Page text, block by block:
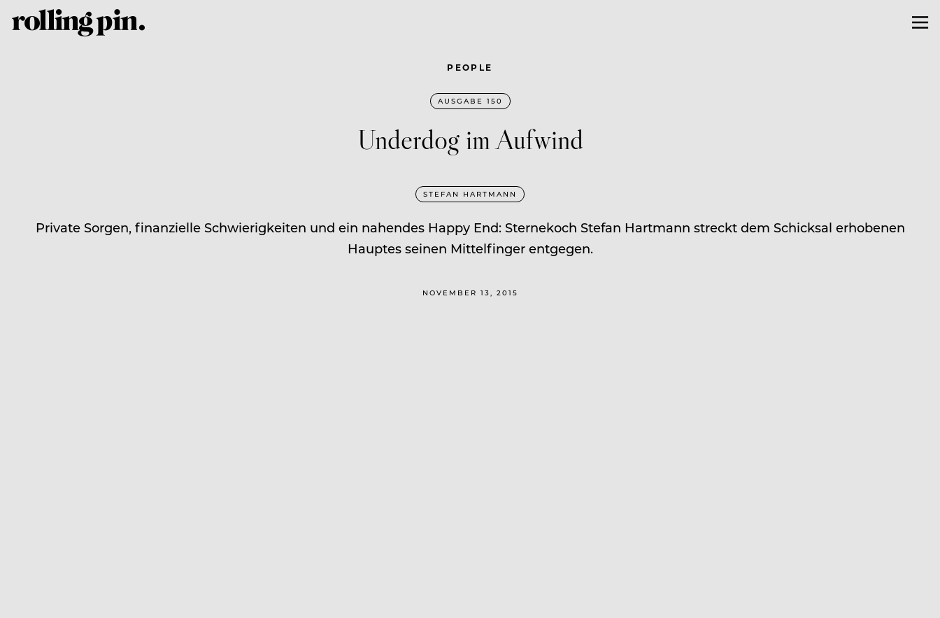
PEOPLE
AUSGABE 150
Underdog im Aufwind
STEFAN HARTMANN
Private Sorgen, finanzielle Schwierigkeiten und ein nahendes Happy End: Sternekoch Stefan Hartmann streckt dem Schicksal erhobenen
Hauptes seinen Mittelfinger entgegen.
NOVEMBER 13, 2015